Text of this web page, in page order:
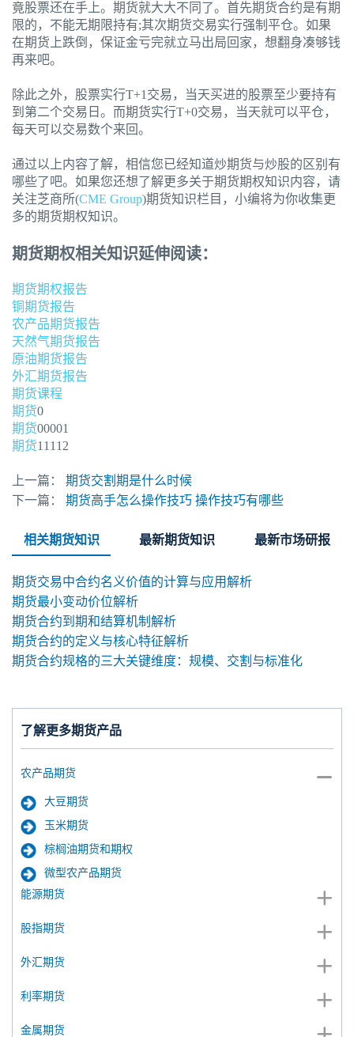
了解更多期货产品
农产品期货
大豆期货
玉米期货
棕榈油期货和期权
微型农产品期货
能源期货
股指期货
外汇期货
利率期货
金属期货
竟股票还在手上。期货就大大不同了。首先期货合约是有期
限的，不能无期限持有;其次期货交易实行强制平仓。如果
在期货上跌倒，保证金亏完就立马出局回家，想翻身凑够钱
再来吧。
除此之外，股票实行T+1交易，当天买进的股票至少要持有
到第二个交易日。而期货实行T+0交易，当天就可以平仓，
每天可以交易数个来回。
通过以上内容了解，相信您已经知道炒期货与炒股的区别有
哪些了吧。如果您还想了解更多关于期货期权知识内容，请
关注芝商所(CME Group)期货知识栏目，小编将为你收集更
多的期货期权知识。
期货期权相关知识延伸阅读：
期货期权报告
铜期货报告
农产品期货报告
天然气期货报告
原油期货报告
外汇期货报告
期货课程
期货0
期货00001
期货11112
上一篇：
期货交割期是什么时候
下一篇：
期货高手怎么操作技巧 操作技巧有哪些
相关期货知识 最新期货知识 最新市场研报
期货交易中合约名义价值的计算与应用解析
期货最小变动价位解析
期货合约到期和结算机制解析
期货合约的定义与核心特征解析
期货合约规格的三大关键维度：规模、交割与标准化